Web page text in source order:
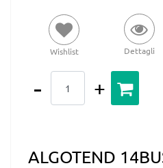
Wishlist Dettagli
ALGOTEND